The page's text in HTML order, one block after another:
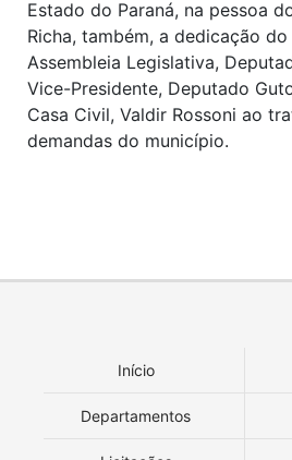
Estado do Paraná, na pessoa
Richa, também, a dedicação
Assembleia Legislativa,
Vice-Presidente, Deputado
Casa Civil, Valdir Rossoni ao
demandas do município.
Início
Departamentos